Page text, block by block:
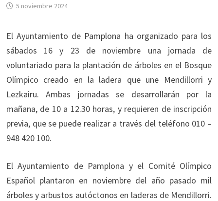
5 noviembre 2024
El Ayuntamiento de Pamplona ha organizado para los
sábados 16 y 23 de noviembre una jornada de
voluntariado para la plantación de árboles en el Bosque
Olímpico creado en la ladera que une Mendillorri y
Lezkairu. Ambas jornadas se desarrollarán por la
mañana, de 10 a 12.30 horas, y requieren de inscripción
previa, que se puede realizar a través del teléfono 010 –
948 420 100.
El Ayuntamiento de Pamplona y el Comité Olímpico
Español plantaron en noviembre del año pasado mil
árboles y arbustos autóctonos en laderas de Mendillorri.